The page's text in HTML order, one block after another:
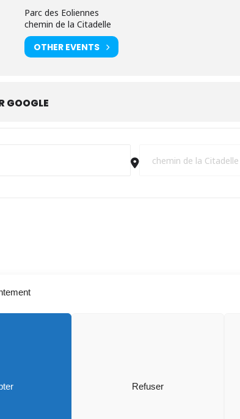
Refuser
Parc des Eoliennes
chemin de la Citadelle
OTHER EVENTS
GOOGLE
Destination Address -
8h/12h et
03
AOÛT